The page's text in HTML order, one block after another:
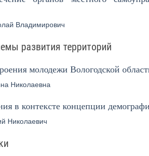
Владимирович
развития территорий
молодежи Вологодской
Николаевна
в контексте концепции
Николаевич